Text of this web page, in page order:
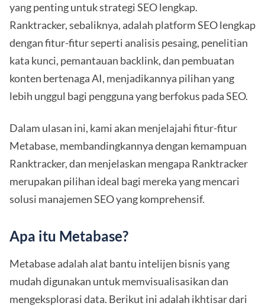
yang penting untuk strategi SEO lengkap.
Ranktracker, sebaliknya, adalah platform SEO lengkap
dengan fitur-fitur seperti analisis pesaing, penelitian
kata kunci, pemantauan backlink, dan pembuatan
konten bertenaga AI, menjadikannya pilihan yang
lebih unggul bagi pengguna yang berfokus pada SEO.
Dalam ulasan ini, kami akan menjelajahi fitur-fitur
Metabase, membandingkannya dengan kemampuan
Ranktracker, dan menjelaskan mengapa Ranktracker
merupakan pilihan ideal bagi mereka yang mencari
solusi manajemen SEO yang komprehensif.
Apa itu Metabase?
Metabase adalah alat bantu intelijen bisnis yang
mudah digunakan untuk memvisualisasikan dan
mengeksplorasi data. Berikut ini adalah ikhtisar dari